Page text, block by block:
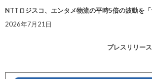
NTTロジスコ、エンタメ物流の平時5倍の波動を
2026年7月21日
プレスリリー